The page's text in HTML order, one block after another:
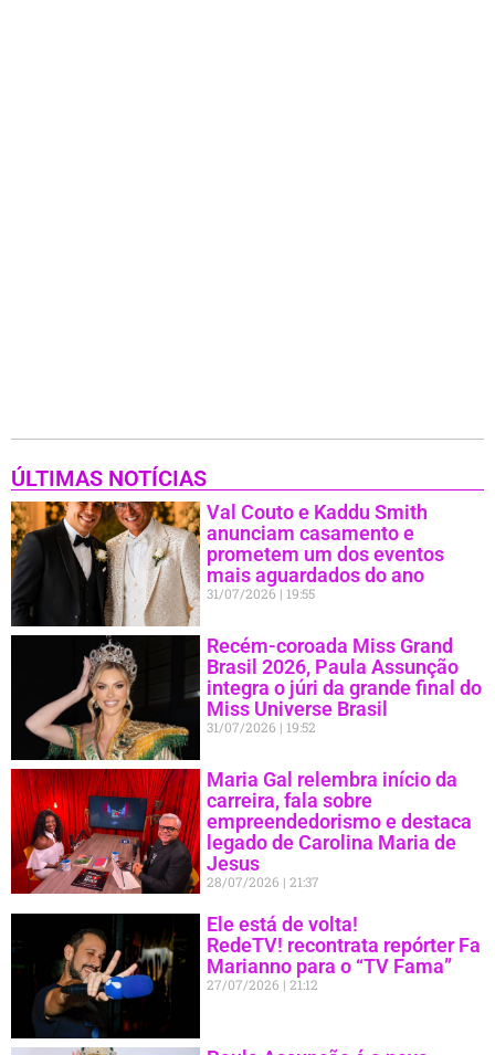
ÚLTIMAS NOTÍCIAS
Val Couto e Kaddu Smith
anunciam casamento e
prometem um dos eventos
mais aguardados do ano
31/07/2026 19:55
Recém-coroada Miss Grand
Brasil 2026, Paula Assunção
integra o júri da grande final do
Miss Universe Brasil
31/07/2026 19:52
Maria Gal relembra início da
carreira, fala sobre
empreendedorismo e destaca
legado de Carolina Maria de
Jesus
28/07/2026 21:37
Ele está de volta!
RedeTV! recontrata repórter Fa
Marianno para o “TV Fama”
27/07/2026 21:12